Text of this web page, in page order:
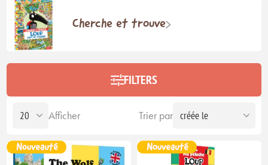
Cherche et trouve
FILTERS
Trier par
Afficher